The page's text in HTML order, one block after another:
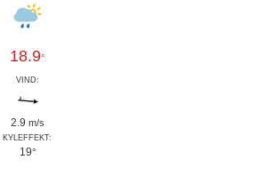
18.9°
VIND:
2.9 m/s
KYLEFFEKT:
19°